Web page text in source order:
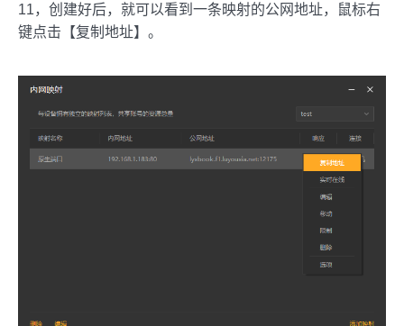
11，创建好后，就可以看到一条映射的公网地址，鼠标右
键点击【复制地址】。